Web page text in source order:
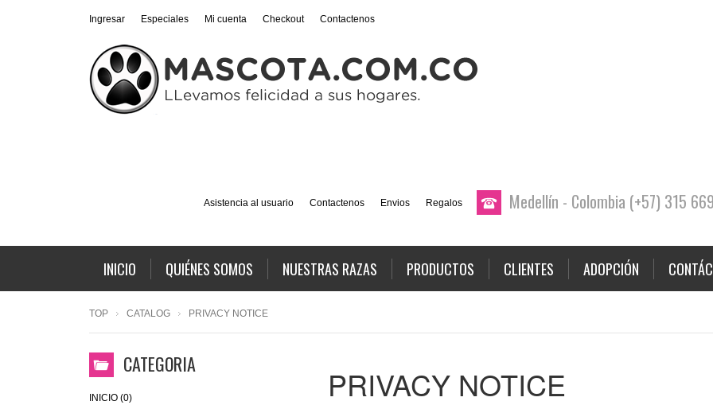
Ingresar Especiales Mi cuenta Checkout Contactenos
Medellín - Colombia (+57) 315
Asistencia al usuario Contactenos Envios Regalos
INICIO QUIÉNES SOMOS NUESTRAS RAZAS PRODUCTOS CLIENTES ADOPCIÓN
TOP CATALOG PRIVACY NOTICE
PRIVACY NOTICE
CATEGORIA
INICIO (0)